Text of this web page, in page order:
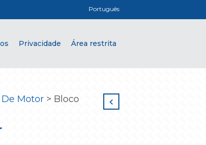
Português
Privacidade Área restrita
Motor > Bloco